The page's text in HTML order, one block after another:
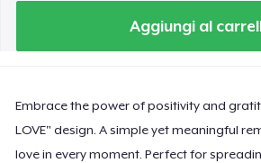
Aggiungi al
Embrace the power of positivity and
LOVE" design. A simple yet meaningful
love in every moment. Perfect for